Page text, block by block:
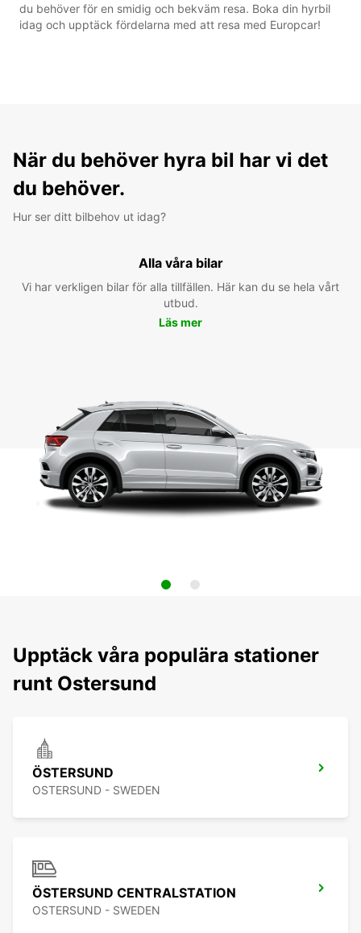
du behöver för en smidig och bekväm resa. Boka din hyrbil
idag och upptäck fördelarna med att resa med Europcar!
När du behöver hyra bil har vi det
du behöver.
Hur ser ditt bilbehov ut idag?
Alla våra bilar
Vi har verkligen bilar för alla tillfällen. Här kan du se hela vårt
utbud.
Läs mer
Upptäck våra populära stationer
runt Ostersund
ÖSTERSUND
OSTERSUND - SWEDEN
ÖSTERSUND CENTRALSTATION
OSTERSUND - SWEDEN